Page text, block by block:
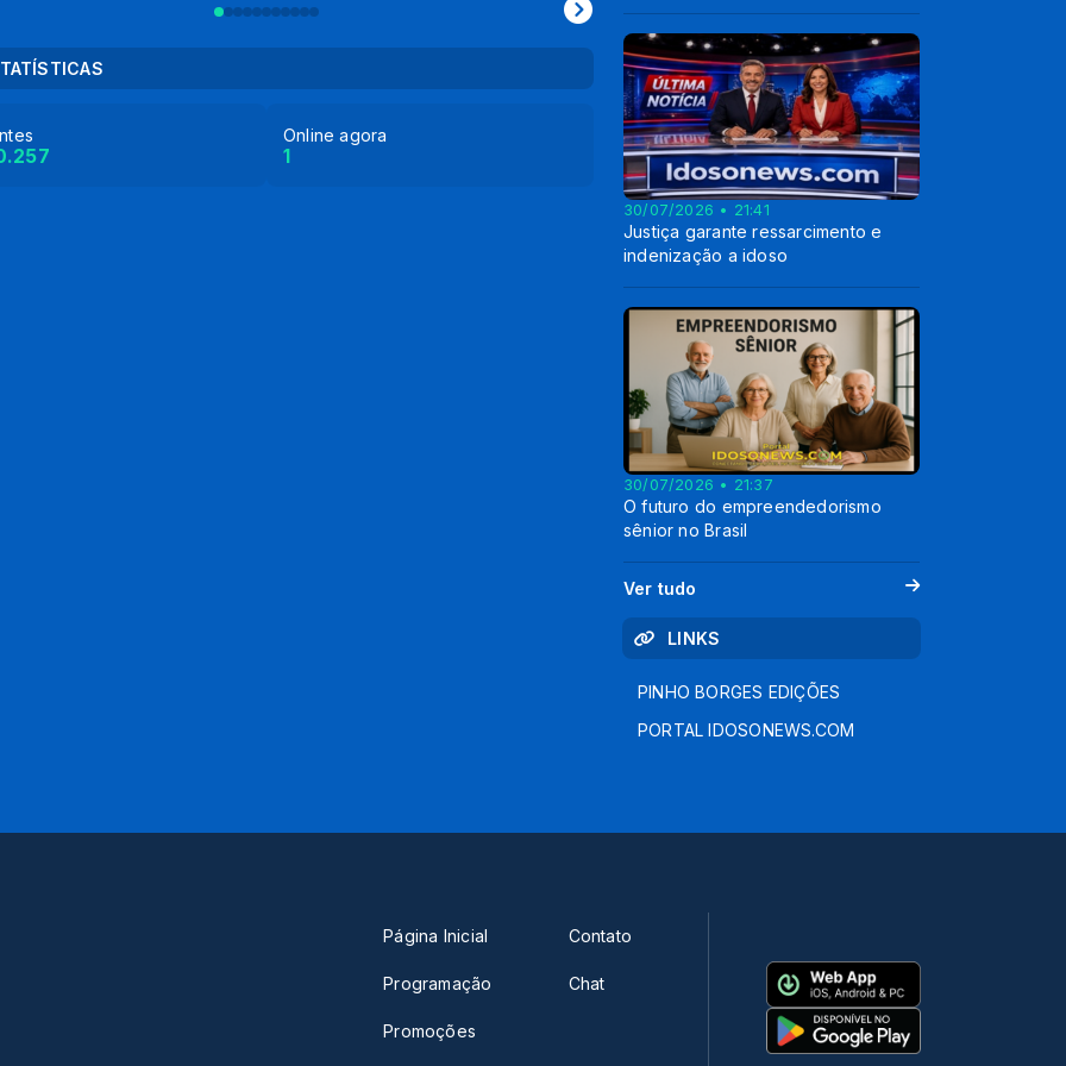
Online agora
1
30/07/2026 • 21:41
Justiça garante ressarcimento e
indenização a idoso
30/07/2026 • 21:37
O futuro do empreendedorismo
sênior no Brasil
Ver tudo
LINKS
PINHO BORGES EDIÇÕES
PORTAL IDOSONEWS.COM
Página Inicial
Programação
Promoções
Contato
Chat